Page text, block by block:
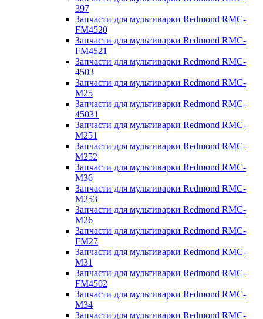
397
Запчасти для мультиварки Redmond RMC-
FM4520
Запчасти для мультиварки Redmond RMC-
FM4521
Запчасти для мультиварки Redmond RMC-
4503
Запчасти для мультиварки Redmond RMC-
M25
Запчасти для мультиварки Redmond RMC-
45031
Запчасти для мультиварки Redmond RMC-
M251
Запчасти для мультиварки Redmond RMC-
M252
Запчасти для мультиварки Redmond RMC-
M36
Запчасти для мультиварки Redmond RMC-
M253
Запчасти для мультиварки Redmond RMC-
M26
Запчасти для мультиварки Redmond RMC-
FM27
Запчасти для мультиварки Redmond RMC-
M31
Запчасти для мультиварки Redmond RMC-
FM4502
Запчасти для мультиварки Redmond RMC-
M34
Запчасти для мультиварки Redmond RMC-